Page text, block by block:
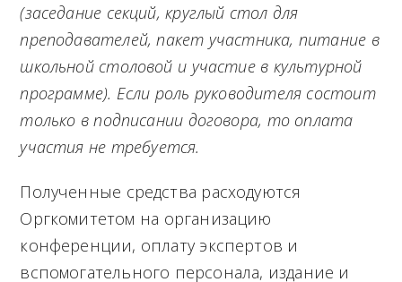
(заседание секций, круглый стол для
преподавателей, пакет участника, питание в
школьной столовой и участие в культурной
программе). Если роль руководителя состоит
только в подписании договора, то оплата
участия не требуется.
Полученные средства расходуются
Оргкомитетом на организацию
конференции, оплату экспертов и
вспомогательного персонала, издание и